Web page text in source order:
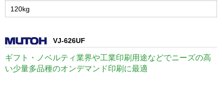
120kg
VJ-626UF
ギフト・ノベルティ業界や工業印刷用途などでニーズの高
い少量多品種のオンデマンド印刷に最適